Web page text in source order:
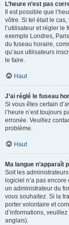
L’heure n’est pas
Il est possible que
vôtre. Si tel était le
l’utilisateur et régler
exemple Londres,
du fuseau horaire,
qu’aux utilisateurs
le faire.
Haut
J’ai réglé le fuseau
Si vous êtes certain
l’heure n’est toujours
erronée. Veuillez
problème.
Haut
Ma langue n’apparaît
Soit les
logiciel n’a pas
un administrateur du
vous souhaitez. Si la
porter volontaire et
d’informations,
anglais).